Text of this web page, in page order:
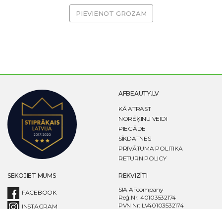
PIEVIENOT GROZAM
AFBEAUTY.LV
KĀ ATRAST
NORĒĶINU VEIDI
PIEGĀDE
SĪKDATNES
PRIVĀTUMA POLITIKA
RETURN POLICY
SEKOJIET MUMS
FACEBOOK
INSTAGRAM
REKVIZĪTI
SIA AFcompany
Reģ.Nr: 40103532174
PVN Nr: LV40103532174